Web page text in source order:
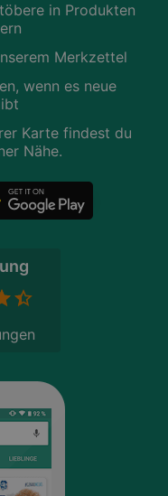
in Produkten
Merkzettel
wenn es neue
Karte findest du
Nähe.